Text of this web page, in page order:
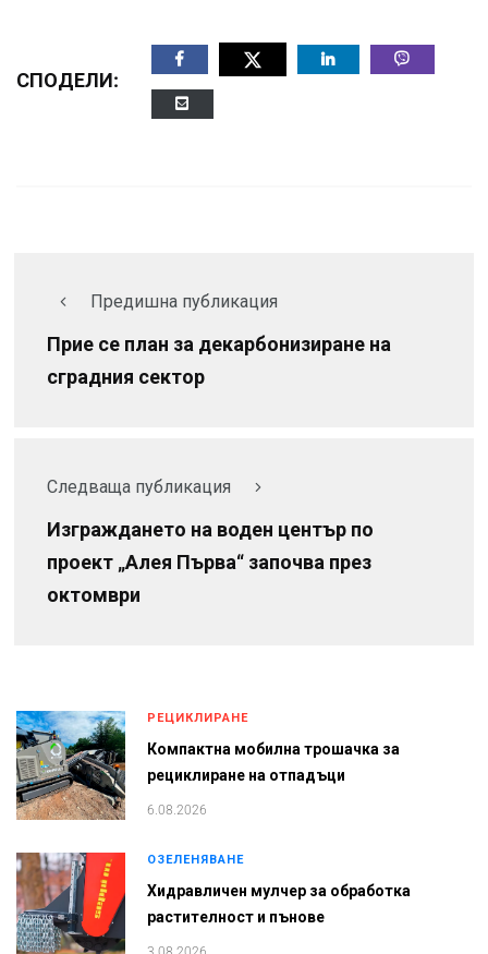
СПОДЕЛИ:
Предишна публикация
Прие се план за декарбонизиране на
сградния сектор
Следваща публикация
Изграждането на воден център по
проект „Алея Първа“ започва през
октомври
РЕЦИКЛИРАНЕ
Компактна мобилна трошачка за
рециклиране на отпадъци
6.08.2026
ОЗЕЛЕНЯВАНЕ
Хидравличен мулчер за обработка
растителност и пънове